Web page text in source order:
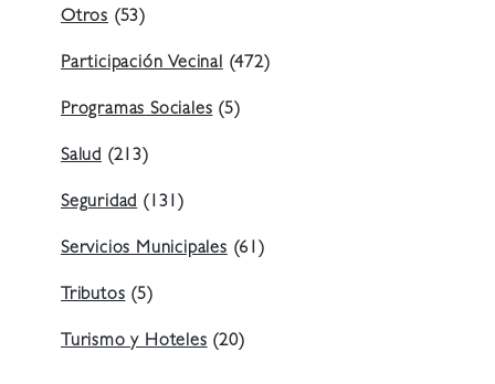
Otros (53)
Participación Vecinal(472)
Programas Sociales(5)
Salud (213)
Seguridad(131)
Servicios Municipales(61)
Tributos(5)
Turismo y Hoteles(20)